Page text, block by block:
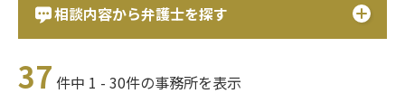
相談内容から弁護士を探す
37 件中 1 - 30件の事務所を表示